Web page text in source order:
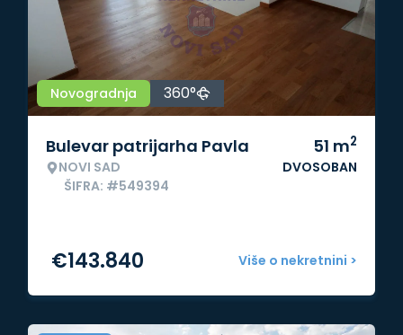
Novogradnja 360°
Bulevar patrijarha Pavla
NOVI SAD
ŠIFRA: #549394
51 m2
DVOSOBAN
Više o nekretnini >
€143.840